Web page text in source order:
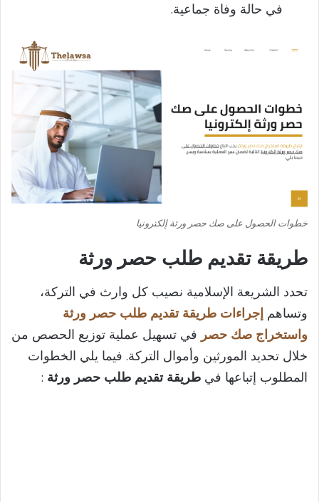
في حالة وفاة جماعية.
خطوات الحصول على صك حصر ورثة إلكترونيا
طريقة تقديم طلب حصر ورثة
تحدد الشريعة الإسلامية نصيب كل وارث في التركة،
وتساهم إجراءات طريقة تقديم طلب حصر ورثة
واستخراج صك حصر في تسهيل عملية توزيع الحصص من
خلال تحديد المورثين وأموال التركة. فيما يلي الخطوات
المطلوب إتباعها في طريقة تقديم طلب حصر ورثة :